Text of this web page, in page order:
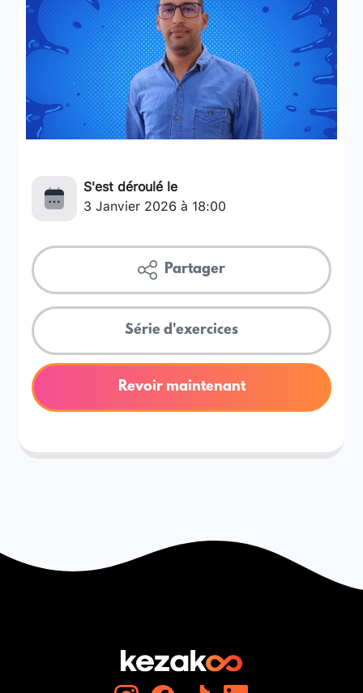
S'est déroulé le
3 Janvier 2026 à 18:00
Partager
Série d'exercices
Revoir maintenant